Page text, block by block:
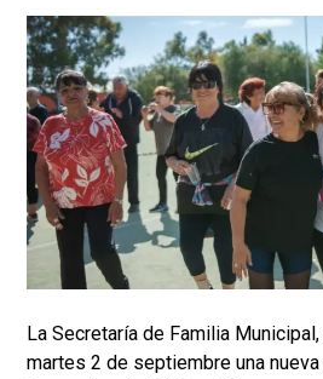
La Secretaría de Familia
martes 2 de septiembre una